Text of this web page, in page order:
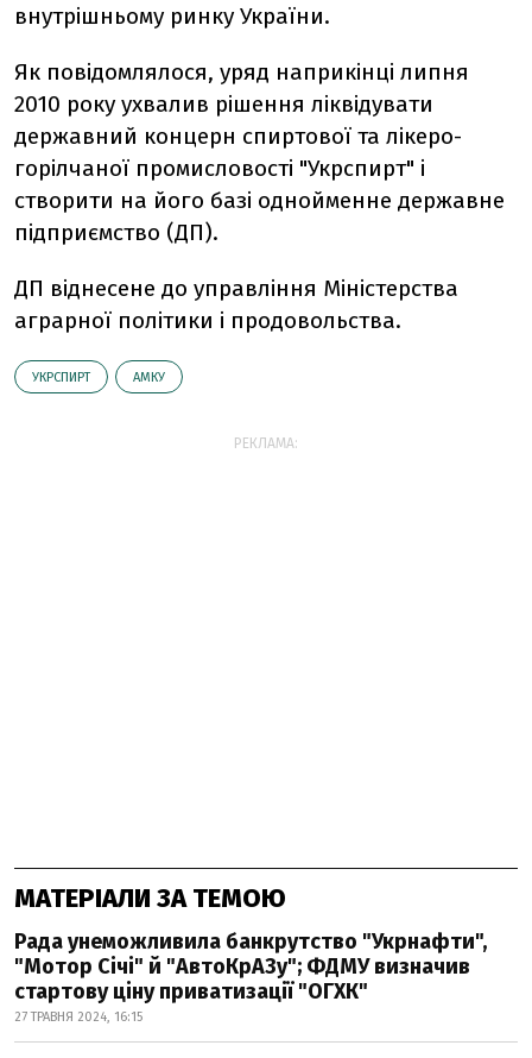
внутрішньому ринку України.
Як повідомлялося, уряд наприкінці липня
2010 року ухвалив рішення ліквідувати
державний концерн спиртової та лікеро-
горілчаної промисловості "Укрспирт" і
створити на його базі однойменне державне
підприємство (ДП).
ДП віднесене до управління Міністерства
аграрної політики і продовольства.
УКРСПИРТ АМКУ
РЕКЛАМА:
МАТЕРІАЛИ ЗА ТЕМОЮ
Рада унеможливила банкрутство "Укрнафти",
"Мотор Січі" й "АвтоКрАЗу"; ФДМУ визначив
стартову ціну приватизації "ОГХК"
27 ТРАВНЯ 2024, 16:15